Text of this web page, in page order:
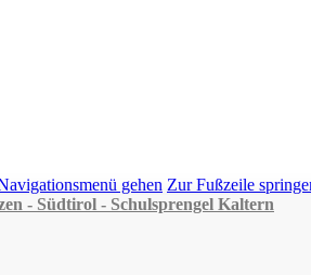
gehen Zur Fußzeile
- Südtirol - Schulsprengel Kaltern